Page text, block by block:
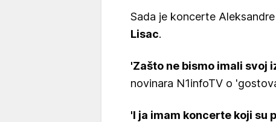
Sada je koncerte
Lisac.
'Zašto ne bismo imali svoj
novinara N1infoTV o
'I ja imam koncerte koji su